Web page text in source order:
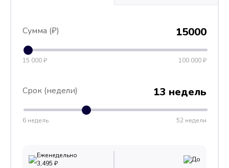
Сумма (₽) 15000
15 000 ₽ 100 000 ₽
Срок (недели) 13 недель
6 недель 52 недели
Еженедельно
3,495 ₽ До